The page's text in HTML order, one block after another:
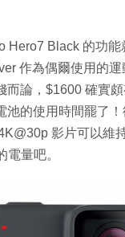
Hero7 Black 的功能
作為偶爾使用的
而論，$1600 確實
池的使用時間罷了！
影片可以維
電量吧。